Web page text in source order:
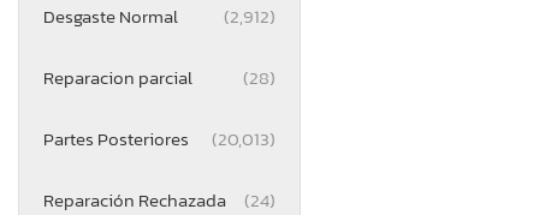
Desgaste Normal (2,912)
Reparacion parcial (28)
Partes Posteriores (20,013)
Reparación Rechazada (24)